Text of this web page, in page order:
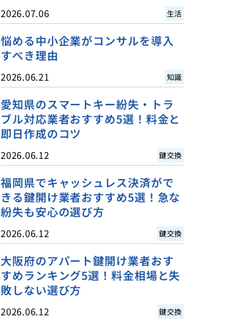
2026.07.06 生活
悩める中小企業がコンサルを導入
すべき理由
2026.06.21 知識
愛知県のスマートキー紛失・トラ
ブル対応業者おすすめ5選！料金と
即日作成のコツ
2026.06.12 鍵交換
福岡県でキャッシュレス決済がで
きる鍵開け業者おすすめ5選！急な
紛失も安心の選び方
2026.06.12 鍵交換
大阪府のアパート鍵開け業者おす
すめランキング5選！料金相場と失
敗しない選び方
2026.06.12 鍵交換